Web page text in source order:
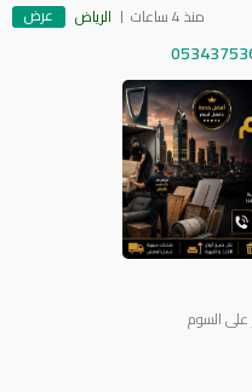
منذ 4 ساعات الرياض عرض
على السوم